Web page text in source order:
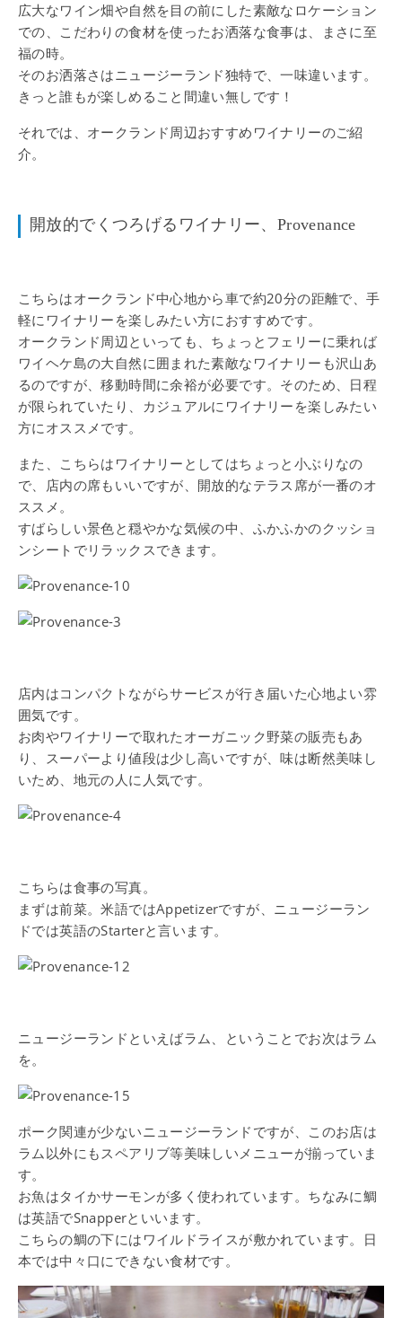
広大なワイン畑や自然を目の前にした素敵なロケーション
での、こだわりの食材を使ったお洒落な食事は、まさに至
福の時。
そのお洒落さはニュージーランド独特で、一味違います。
きっと誰もが楽しめること間違い無しです！
それでは、オークランド周辺おすすめワイナリーのご紹
介。
開放的でくつろげるワイナリー、Provenance
こちらはオークランド中心地から車で約20分の距離で、手
軽にワイナリーを楽しみたい方におすすめです。
オークランド周辺といっても、ちょっとフェリーに乗れば
ワイヘケ島の大自然に囲まれた素敵なワイナリーも沢山あ
るのですが、移動時間に余裕が必要です。そのため、日程
が限られていたり、カジュアルにワイナリーを楽しみたい
方にオススメです。
また、こちらはワイナリーとしてはちょっと小ぶりなの
で、店内の席もいいですが、開放的なテラス席が一番のオ
ススメ。
すばらしい景色と穏やかな気候の中、ふかふかのクッショ
ンシートでリラックスできます。
店内はコンパクトながらサービスが行き届いた心地よい雰
囲気です。
お肉やワイナリーで取れたオーガニック野菜の販売もあ
り、スーパーより値段は少し高いですが、味は断然美味し
いため、地元の人に人気です。
こちらは食事の写真。
まずは前菜。米語ではAppetizerですが、ニュージーラン
ドでは英語のStarterと言います。
ニュージーランドといえばラム、ということでお次はラム
を。
ポーク関連が少ないニュージーランドですが、このお店は
ラム以外にもスペアリブ等美味しいメニューが揃っていま
す。
お魚はタイかサーモンが多く使われています。ちなみに鯛
は英語でSnapperといいます。
こちらの鯛の下にはワイルドライスが敷かれています。日
本では中々口にできない食材です。